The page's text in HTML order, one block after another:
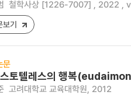
철학사상 [1226-7007] , 2022 ,
보기
문
토텔레스의 행복
고려대학교 교육대학원, 2012